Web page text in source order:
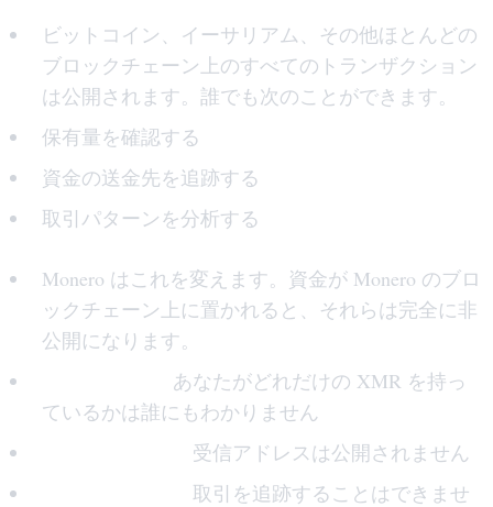
ビットコイン、イーサリアム、その他ほとんどの
ブロックチェーン上のすべてのトランザクション
は公開されます。誰でも次のことができます。
保有量を確認する
資金の送金先を追跡する
取引パターンを分析する
Monero はこれを変えます。資金が Monero のブロ
ックチェーン上に置かれると、それらは完全に非
公開になります。
あなたがどれだけの XMR を持っ
ているかは誰にもわかりません
受信アドレスは公開されません
取引を追跡することはできませ